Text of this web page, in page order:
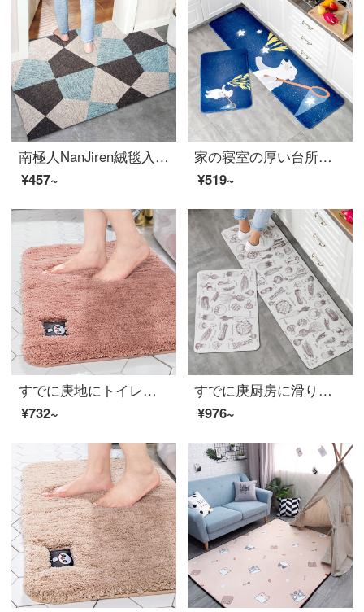
南極人NanJiren絨毯入門絨毯ホテルのエレベーターカーペット簡単リビングソファ茶何毛布北欧寝室じゅうたん80*160 cm
¥457~
家の寝室の厚い台所のバスルームの吸水滑り止めマットの入り口のトイレのマットの長さがいっぱい敷いてあります。洗濯機で星を摘みます。50 X 80 CM
¥519~
すでに庚地にトイレの浴室の入り口に吸水マットを敷いています。家庭用浴室の吸水マットです。
¥732~
すでに庚厨房に滑り止めの防油を敷いています。長手の防水ドアマット家庭用の輸入皮革無料洗濯マット。
¥976~